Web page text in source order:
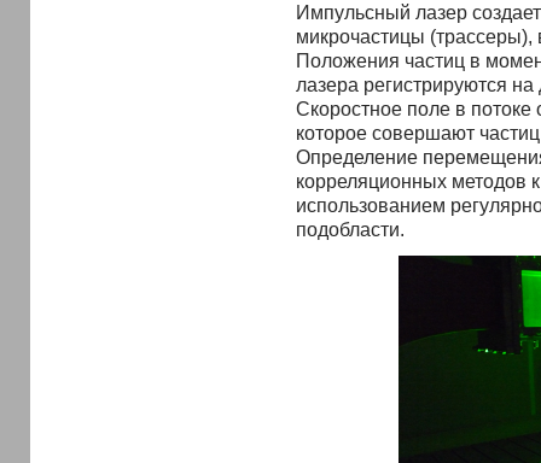
Импульсный лазер
микрочастицы
Положения частиц в
лазера регистрируются
Скоростное поле в
которое совершают
Определение
корреляционных методов
использованием
подобласти.